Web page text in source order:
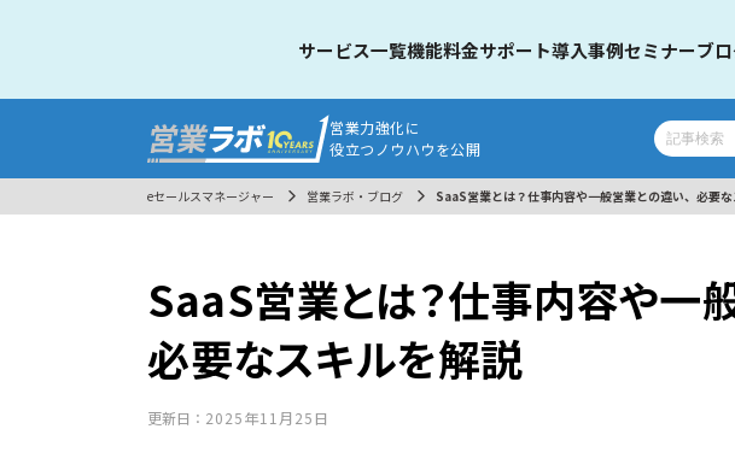
営業力強化に
役立つノウハウを公開
サービス一覧機能料金サポート導入事例セミナーブ
eセールスマネージャー 営業ラボ・ブログ SaaS営業とは？仕事内容や一般営業との違い、必要
SaaS営業とは？仕事内容や一
必要なスキルを解説
更新日： 2025年11月25日